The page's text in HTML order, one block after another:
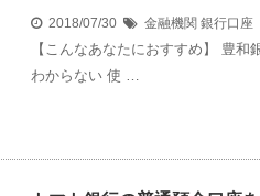
2018/07/30 金融機関 銀行口座
【こんなあなたにおすすめ】 豊
わからない 使 …